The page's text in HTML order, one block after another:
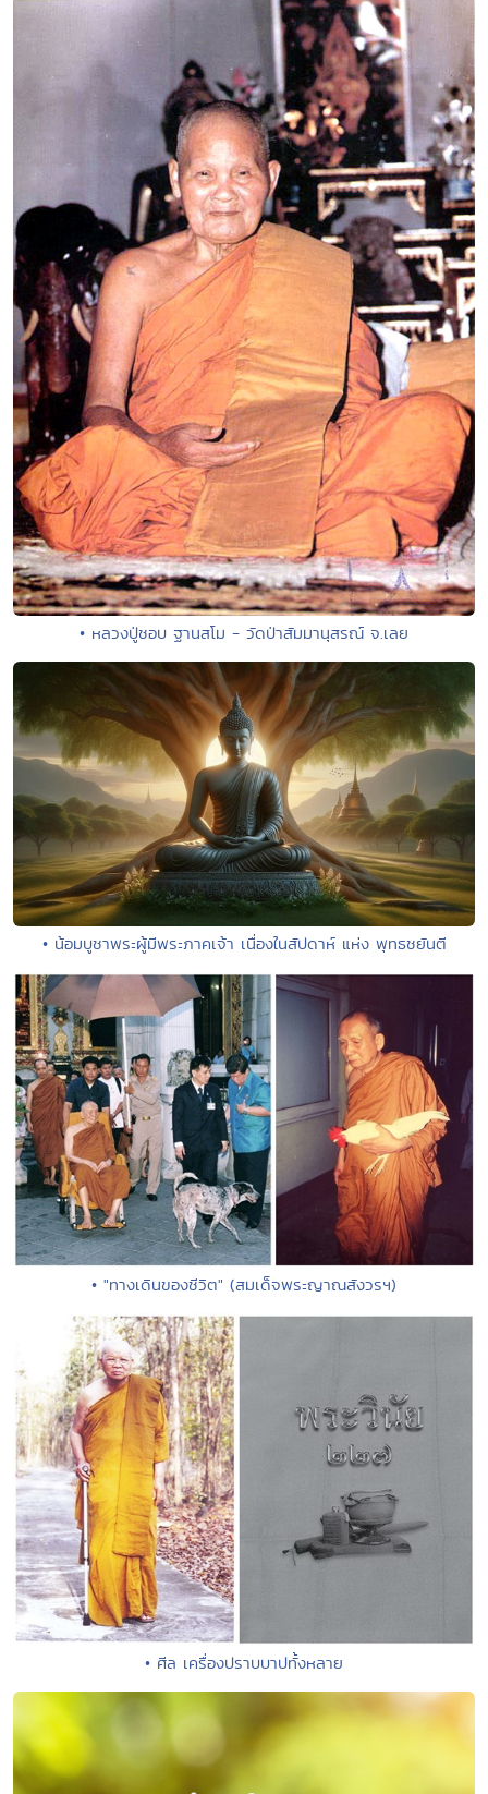
• หลวงปู่ชอบ ฐานสโม - วัดป่าสัมมานุสรณ์ จ.เลย
• น้อมบูชาพระผู้มีพระภาคเจ้า เนื่องในสัปดาห์ แห่ง พุทธชยันตี
• "ทางเดินของชีวิต" (สมเด็จพระญาณสังวรฯ)
• ศีล เครื่องปราบบาปทั้งหลาย